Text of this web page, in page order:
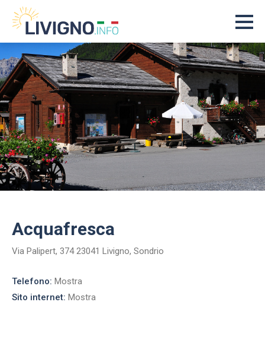
Acquafresca
Via Palipert, 374 23041 Livigno, Sondrio
Telefono: Mostra
Sito internet: Mostra